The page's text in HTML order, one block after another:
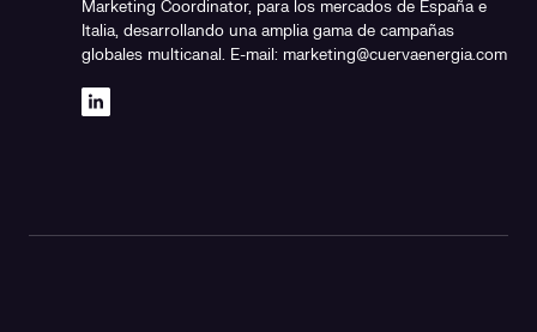
Marketing Coordinator, para los mercados de España e
Italia, desarrollando una amplia gama de campañas
globales multicanal. E-mail: marketing@cuervaenergia.com